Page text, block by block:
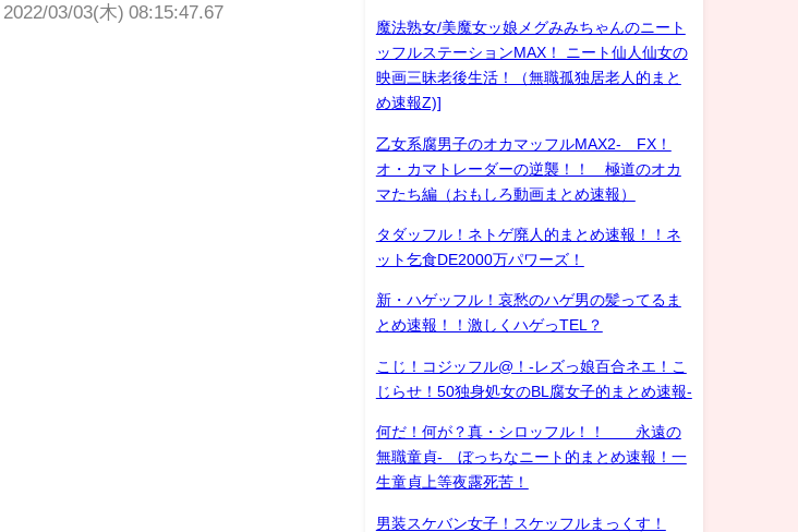
2022/03/03(木) 08:15:47.67
魔法熟女/美魔女ッ娘メグみみちゃんのニート
ッフルステーションMAX！ ニート仙人仙女の
映画三昧老後生活！（無職孤独居老人的まと
め速報Z)]
乙女系腐男子のオカマッフルMAX2- FX！
オ・カマトレーダーの逆襲！！ 極道のオカ
マたち編（おもしろ動画まとめ速報）
タダッフル！ネトゲ廃人的まとめ速報！！ネ
ット乞食DE2000万パワーズ！
新・ハゲッフル！哀愁のハゲ男の髪ってるま
とめ速報！！激しくハゲっTEL？
こじ！コジッフル@！-レズっ娘百合ネエ！こ
じらせ！50独身処女のBL腐女子的まとめ速報-
何だ！何が？真・シロッフル！！ 永遠の
無職童貞- ぼっちなニート的まとめ速報！一
生童貞上等夜露死苦！
男装スケバン女子！スケッフルまっくす！